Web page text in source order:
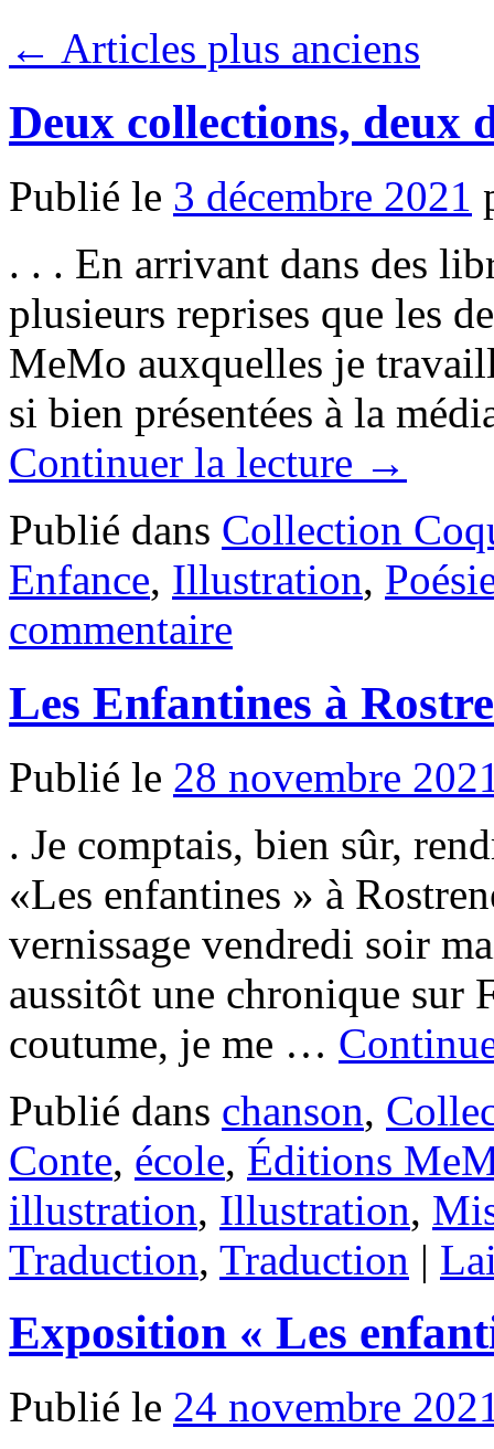
← Articles plus anciens
Deux collections, deux
Publié le 3 décembre 2021
. . . En arrivant dans des
plusieurs reprises que les
MeMo auxquelles je
si bien présentées à la
Continuer la lecture →
Publié dans Collection
Enfance, Illustration,
commentaire
Les Enfantines à
Publié le 28 novembre
. Je comptais, bien sûr,
«Les enfantines » à
vernissage vendredi soir
aussitôt une chronique sur
coutume, je me …
Publié dans chanson,
Conte, école, Éditions
illustration, Illustration,
Traduction, Traduction |
Exposition « Les
Publié le 24 novembre